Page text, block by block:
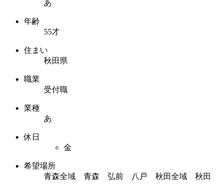
あ
年齢
55才
住まい
秋田県
職業
受付職
業種
あ
休日
金
希望場所
青森全域 青森 弘前 八戸 秋田全域 秋田